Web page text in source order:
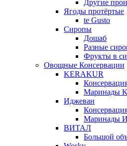
Другие
Ягоды протёртые
te Gusto
Сиропы
Дошаб
Разные
Фрукты в
Овощные Консервации
KERAKUR
Маринады
Иджеван
Маринады
ВИТАЛ
Большой